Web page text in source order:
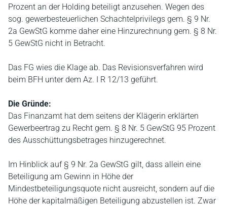
Prozent an der Holding beteiligt anzusehen. Wegen des
sog. gewerbesteuerlichen Schachtelprivilegs gem. § 9 Nr.
2a GewStG komme daher eine Hinzurechnung gem. § 8 Nr.
5 GewStG nicht in Betracht.
Das FG wies die Klage ab. Das Revisionsverfahren wird
beim BFH unter dem Az. I R 12/13 geführt.
Die Gründe:
Das Finanzamt hat dem seitens der Klägerin erklärten
Gewerbeertrag zu Recht gem. § 8 Nr. 5 GewStG 95 Prozent
des Ausschüttungsbetrages hinzugerechnet.
Im Hinblick auf § 9 Nr. 2a GewStG gilt, dass allein eine
Beteiligung am Gewinn in Höhe der
Mindestbeteiligungsquote nicht ausreicht, sondern auf die
Höhe der kapitalmäßigen Beteiligung abzustellen ist. Zwar